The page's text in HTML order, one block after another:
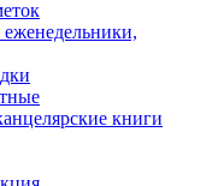
книги